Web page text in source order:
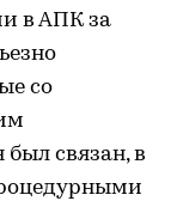
в АПК за
со
связан, в